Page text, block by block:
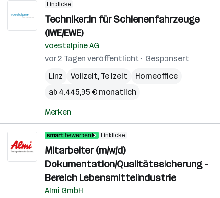
Einblicke
Techniker:in für Schienenfahrzeuge
(IWE/EWE)
voestalpine AG
vor 2 Tagen veröffentlicht
Gesponsert
Linz
Vollzeit, Teilzeit
Homeoffice
ab 4.445,95 € monatlich
Merken
Einblicke
Mitarbeiter (m/w/d)
Dokumentation/Qualitätssicherung -
Bereich Lebensmittelindustrie
Almi GmbH